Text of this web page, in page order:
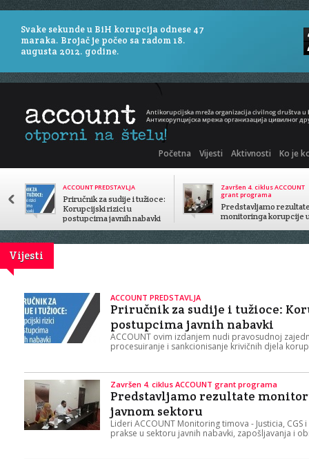
Svake sekunde u BiH korupcija odnese 47
maraka. Brojač je počeo sa radom 18.
augusta 2012. godine.
Početna Vijesti Aktivnosti Ko je
ACCOUNT PREDSTAVLJA
Priručnik za sudije i tužioce:
Korupcijski rizici u
postupcima javnih nabavki
Završen 4. ciklus ACCOUNT
grant programa
Predstavljamo
monitoringa korupcije
Vijesti
ACCOUNT PREDSTAVLJA
Priručnik za sudije i tužioce:
postupcima javnih nabavki
ACCOUNT ovim izdanjem nudi pravosudnoj
procesuiranje i sankcionisanje krivičnih djela
Završen 4. ciklus ACCOUNT grant programa
Predstavljamo rezultate
javnom sektoru
Lideri ACCOUNT Monitoring timova - Justicia,
prakse u sektoru javnih nabavki, zapošljavanja i